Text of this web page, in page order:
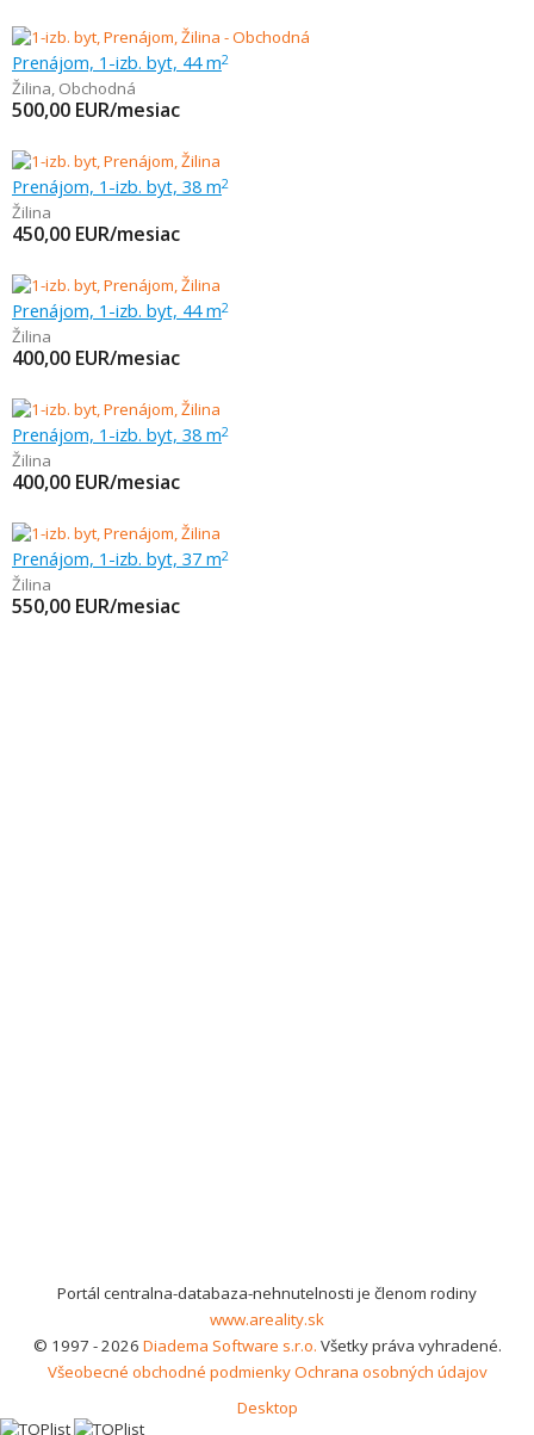
Prenájom, 1-izb. byt, 44 m2
Žilina, Obchodná
500,00 EUR/mesiac
Prenájom, 1-izb. byt, 38 m2
Žilina
450,00 EUR/mesiac
Prenájom, 1-izb. byt, 44 m2
Žilina
400,00 EUR/mesiac
Prenájom, 1-izb. byt, 38 m2
Žilina
400,00 EUR/mesiac
Prenájom, 1-izb. byt, 37 m2
Žilina
550,00 EUR/mesiac
Portál centralna-databaza-nehnutelnosti je členom rodiny
www.areality.sk
© 1997 - 2026 Diadema Software s.r.o. Všetky práva vyhradené.
Všeobecné obchodné podmienkyOchrana osobných údajov
Desktop